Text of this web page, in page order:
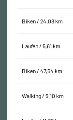
Biken / 24,08 km
Laufen / 5,61 km
Biken / 47,54 km
Walking / 5,10 km